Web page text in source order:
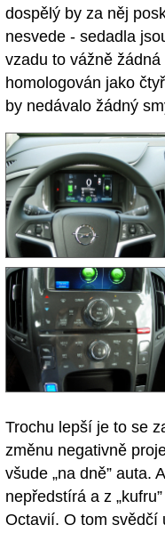
dospělý by za něj
nesvede - sedadla
vzadu to vážně
homologován jako
by nedávalo žádný
Trochu lepší je to se
změnu negativně
všude „na dně” auta.
nepředstírá a z
Octavií. O tom svědčí